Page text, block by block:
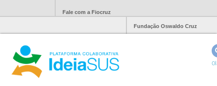
Fale com a Fiocruz
Fundação Oswaldo Cruz